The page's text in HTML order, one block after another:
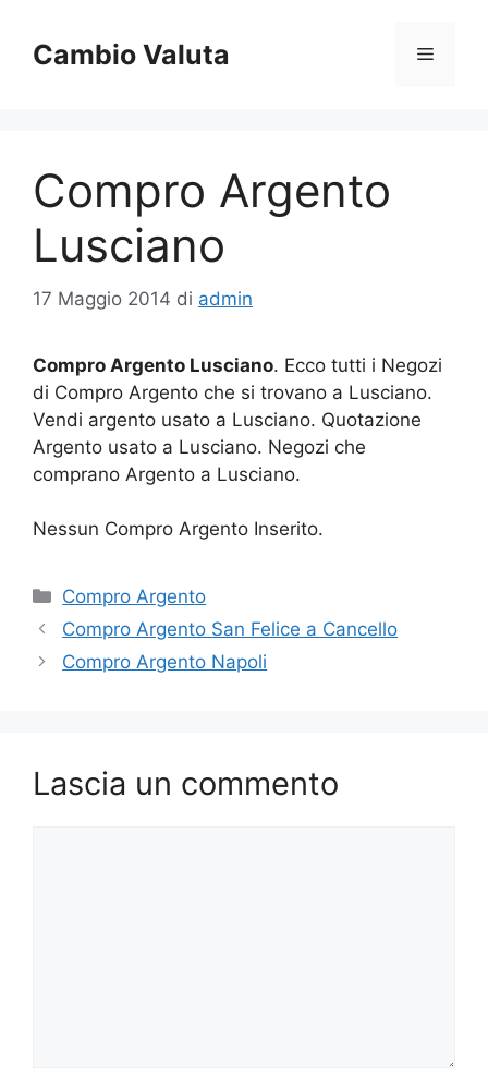
contenuto
Cambio Valuta Menu
Compro Argento
Lusciano
17 Maggio 2014 di admin
Compro Argento Lusciano. Ecco tutti i Negozi
di Compro Argento che si trovano a Lusciano.
Vendi argento usato a Lusciano. Quotazione
Argento usato a Lusciano. Negozi che
comprano Argento a Lusciano.
Nessun Compro Argento Inserito.
Categorie
Compro Argento
Compro Argento San Felice a Cancello
Compro Argento Napoli
Lascia un commento